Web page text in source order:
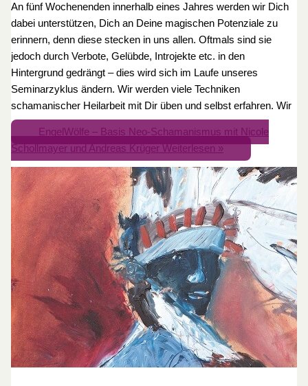
An fünf Wochenenden innerhalb eines Jahres werden wir Dich
dabei unterstützen, Dich an Deine magischen Potenziale zu
erinnern, denn diese stecken in uns allen. Oftmals sind sie
jedoch durch Verbote, Gelübde, Introjekte etc. in den
Hintergrund gedrängt – dies wird sich im Laufe unseres
Seminarzyklus ändern. Wir werden viele Techniken
schamanischer Heilarbeit mit Dir üben und selbst erfahren. Wir
EngelWölfe – Basis Neo-Schamanismus mit Nicole
Schollmayer und Andreas KrügerWeiterlesen »